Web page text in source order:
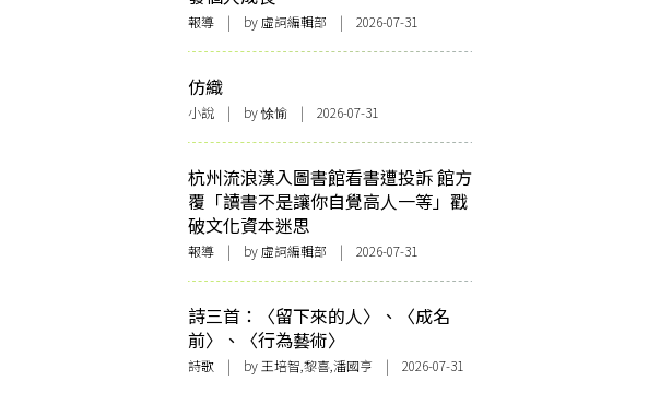
報導 | by 虛詞編輯部 | 2026-07-31
仿織
小說 | by 悇愉 | 2026-07-31
杭州流浪漢入圖書館看書遭投訴 館方
覆「讀書不是讓你自覺高人一等」戳
破文化資本迷思
報導 | by 虛詞編輯部 | 2026-07-31
詩三首：〈留下來的人〉、〈成名
前〉、〈行為藝術〉
詩歌 | by 王培智,黎喜,潘國亨 | 2026-07-31